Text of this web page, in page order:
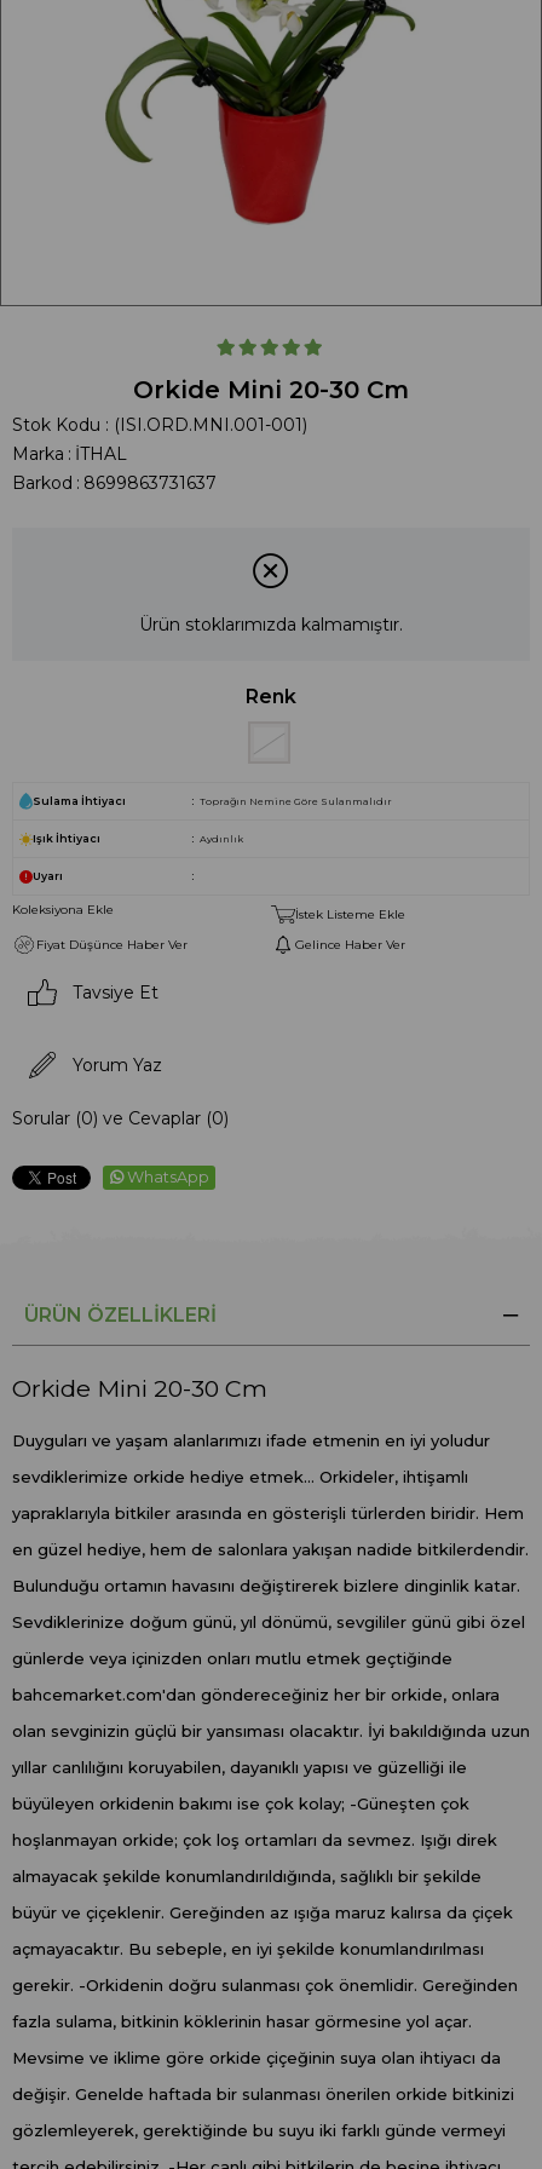
Orkide Mini 20-30 Cm
Stok Kodu
(ISI.ORD.MNI.001-001)
Marka : İTHAL
Barkod : 8699863731637
Ürün stoklarımızda kalmamıştır.
Renk
Sulama İhtiyacı Toprağın Nemine Göre Sulanmalıdır
Işık İhtiyacı Aydınlık
Uyarı
Koleksiyona Ekle
İstek Listeme Ekle
Fiyat Düşünce Haber Ver
Gelince Haber Ver
Tavsiye Et
Yorum Yaz
Sorular (0) ve Cevaplar (0)
WhatsApp
ÜRÜN ÖZELLIKLERI
Orkide Mini 20-30 Cm
Duyguları ve yaşam alanlarımızı ifade etmenin en iyi yoludur
sevdiklerimize orkide hediye etmek... Orkideler, ihtişamlı
yapraklarıyla bitkiler arasında en gösterişli türlerden biridir. Hem
en güzel hediye, hem de salonlara yakışan nadide bitkilerdendir.
Bulunduğu ortamın havasını değiştirerek bizlere dinginlik katar.
Sevdiklerinize doğum günü, yıl dönümü, sevgililer günü gibi özel
günlerde veya içinizden onları mutlu etmek geçtiğinde
bahcemarket.com'dan göndereceğiniz her bir orkide, onlara
olan sevginizin güçlü bir yansıması olacaktır. İyi bakıldığında uzun
yıllar canlılığını koruyabilen, dayanıklı yapısı ve güzelliği ile
büyüleyen orkidenin bakımı ise çok kolay; -Güneşten çok
hoşlanmayan orkide; çok loş ortamları da sevmez. Işığı direk
almayacak şekilde konumlandırıldığında, sağlıklı bir şekilde
büyür ve çiçeklenir. Gereğinden az ışığa maruz kalırsa da çiçek
açmayacaktır. Bu sebeple, en iyi şekilde konumlandırılması
gerekir. -Orkidenin doğru sulanması çok önemlidir. Gereğinden
fazla sulama, bitkinin köklerinin hasar görmesine yol açar.
Mevsime ve iklime göre orkide çiçeğinin suya olan ihtiyacı da
değişir. Genelde haftada bir sulanması önerilen orkide bitkinizi
gözlemleyerek, gerektiğinde bu suyu iki farklı günde vermeyi